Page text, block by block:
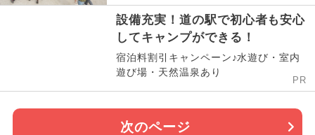
設備充実！道の駅で初心者も安心
してキャンプができる！
宿泊料割引キャンペーン♪水遊び・室内
遊び場・天然温泉あり
PR
次のページ